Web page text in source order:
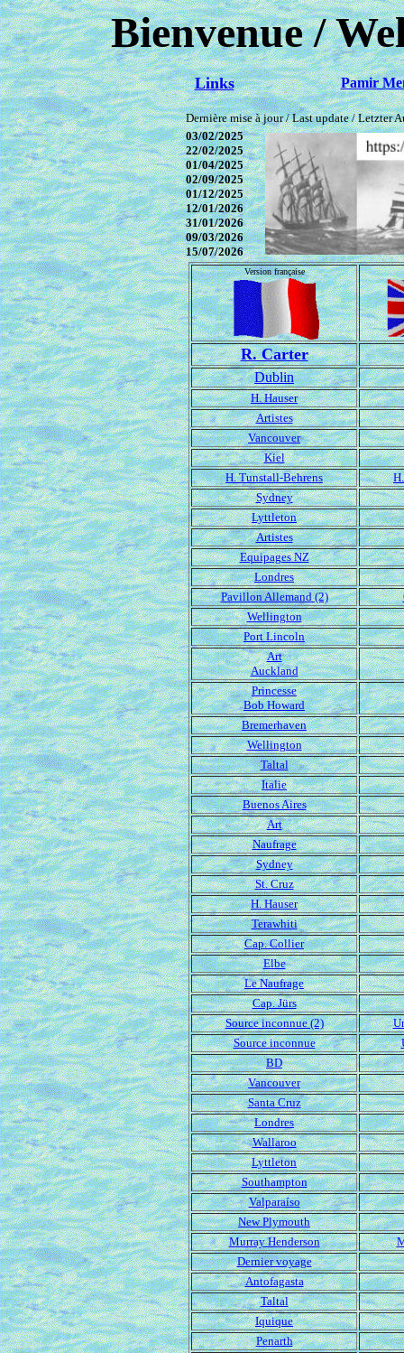
Bienvenue /
Links Pamir
Dernière mise à jour / Last update / Letzter
03/02/2025
22/02/2025
01/04/2025
02/09/2025
01/12/2025
12/01/2026
31/01/2026
09/03/2026
15/07/2026
Version française
R. Carter
Dublin
H. Hauser
Artistes
Vancouver
Kiel
H. Tunstall-Behrens
Sydney
Lyttleton
Artistes
Equipages NZ
Londres
Pavillon Allemand (2)
Wellington
Port Lincoln
Art
Auckland
Princesse
Bob Howard
Bremerhaven
Wellington
Taltal
Italie
Buenos Aires
Art
Naufrage
Sydney
St. Cruz
H. Hauser
Terawhiti
Cap. Collier
Elbe
Le Naufrage
Cap. Jürs
Source inconnue (2)
Source inconnue
BD
Vancouver
Santa Cruz
Londres
Wallaroo
Lyttleton
Southampton
Valparaíso
New Plymouth
Murray Henderson
Dernier voyage
Antofagasta
Taltal
Iquique
Penarth